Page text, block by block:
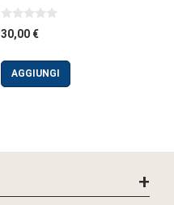
0
s
5
30,00 €
AGGIUNGI